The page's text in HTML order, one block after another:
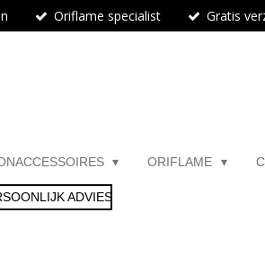
Oriflame specialist Gratis
ORIFLAME
ADVIES